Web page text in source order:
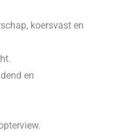
koersvast en
en